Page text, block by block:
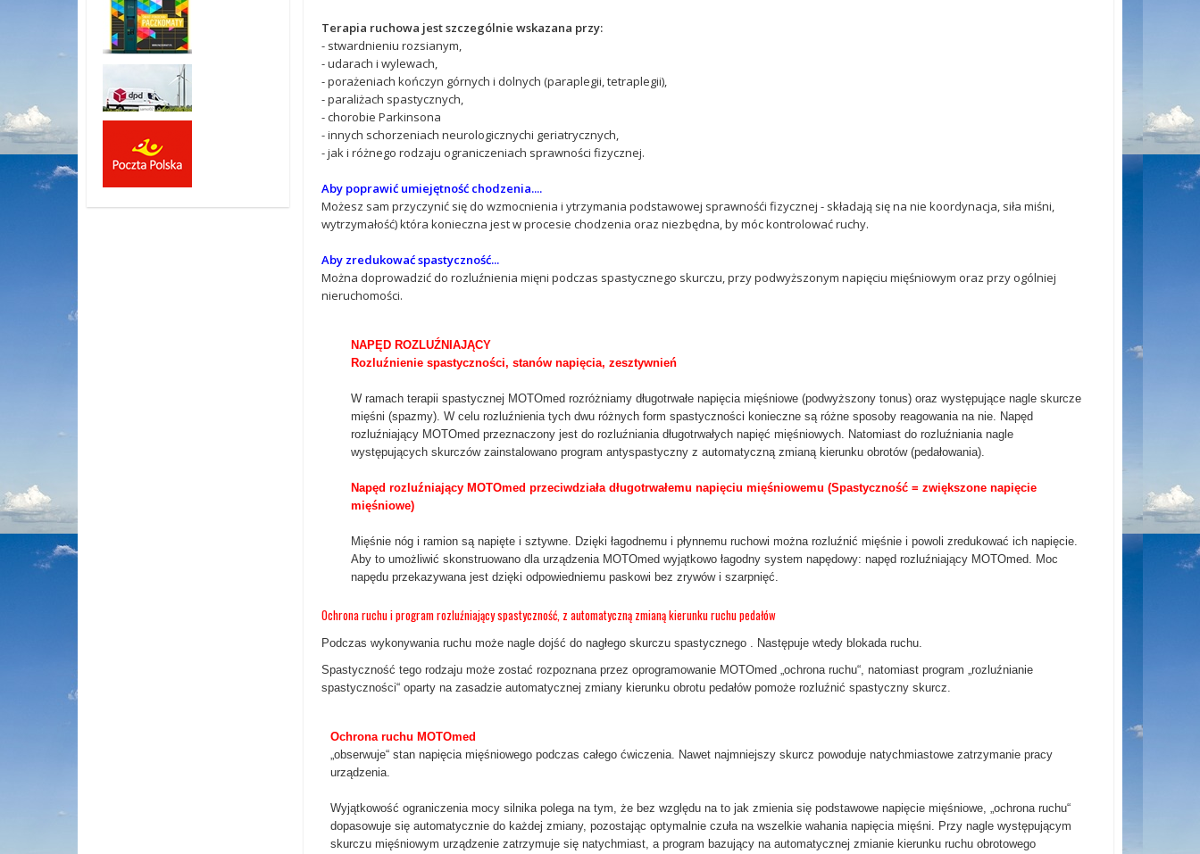
Terapia ruchowa jest szczególnie wskazana przy:
- stwardnieniu rozsianym,
- udarach i wylewach,
- porażeniach kończyn górnych i dolnych (paraplegii, tetraplegii),
- paraliżach spastycznych,
- chorobie Parkinsona
- innych schorzeniach neurologicznychi geriatrycznych,
- jak i różnego rodzaju ograniczeniach sprawności fizycznej.
Aby poprawić umiejętność chodzenia....
Możesz sam przyczynić się do wzmocnienia i ytrzymania podstawowej sprawnośći fizycznej - składają się na nie koordynacja, siła miśni,
wytrzymałość) która konieczna jest w procesie chodzenia oraz niezbędna, by móc kontrolować ruchy.
Aby zredukować spastyczność...
Można doprowadzić do rozluźnienia mięni podczas spastycznego skurczu, przy podwyższonym napięciu mięśniowym oraz przy ogólniej
nieruchomości.
NAPĘD ROZLUŹNIAJĄCY
Rozluźnienie spastyczności, stanów napięcia, zesztywnień
W ramach terapii spastycznej MOTOmed rozróżniamy długotrwałe napięcia mięśniowe (podwyższony tonus) oraz występujące nagle skurcze
mięśni (spazmy). W celu rozluźnienia tych dwu różnych form spastyczności konieczne są różne sposoby reagowania na nie. Napęd
rozluźniający MOTOmed przeznaczony jest do rozluźniania długotrwałych napięć mięśniowych. Natomiast do rozluźniania nagle
występujących skurczów zainstalowano program antyspastyczny z automatyczną zmianą kierunku obrotów (pedałowania).
Napęd rozluźniający MOTOmed przeciwdziała długotrwałemu napięciu mięśniowemu (Spastyczność = zwiększone napięcie
mięśniowe)
Mięśnie nóg i ramion są napięte i sztywne. Dzięki łagodnemu i płynnemu ruchowi można rozluźnić mięśnie i powoli zredukować ich napięcie.
Aby to umożliwić skonstruowano dla urządzenia MOTOmed wyjątkowo łagodny system napędowy: napęd rozluźniający MOTOmed. Moc
napędu przekazywana jest dzięki odpowiedniemu paskowi bez zrywów i szarpnięć.
Ochrona ruchu i program rozluźniający spastyczność, z automatyczną zmianą kierunku ruchu pedałów
Podczas wykonywania ruchu może nagle dojść do nagłego skurczu spastycznego . Następuje wtedy blokada ruchu.
Spastyczność tego rodzaju może zostać rozpoznana przez oprogramowanie MOTOmed „ochrona ruchu“, natomiast program „rozluźnianie
spastyczności“ oparty na zasadzie automatycznej zmiany kierunku obrotu pedałów pomoże rozluźnić spastyczny skurcz.
Ochrona ruchu MOTOmed
„obserwuje“ stan napięcia mięśniowego podczas całego ćwiczenia. Nawet najmniejszy skurcz powoduje natychmiastowe zatrzymanie pracy
urządzenia.
Wyjątkowość ograniczenia mocy silnika polega na tym, że bez względu na to jak zmienia się podstawowe napięcie mięśniowe, „ochrona ruchu“
dopasowuje się automatycznie do każdej zmiany, pozostając optymalnie czuła na wszelkie wahania napięcia mięśni. Przy nagle występującym
skurczu mięśniowym urządzenie zatrzymuje się natychmiast, a program bazujący na automatycznej zmianie kierunku ruchu obrotowego